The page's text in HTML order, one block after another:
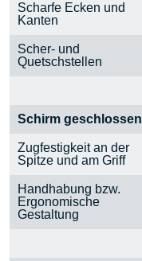
Scharfe Ecken und
Kanten
Scher- und
Quetschstellen
Schirm geschlossen
Zugfestigkeit an der
Spitze und am Griff
Handhabung bzw.
Ergonomische
Gestaltung